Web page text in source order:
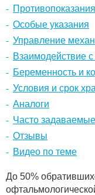
Противопоказания
Особые указания
Управление
Взаимодействие
Беременность и
Условия и срок
Аналоги
Часто
Отзывы
Видео по теме
До 50%